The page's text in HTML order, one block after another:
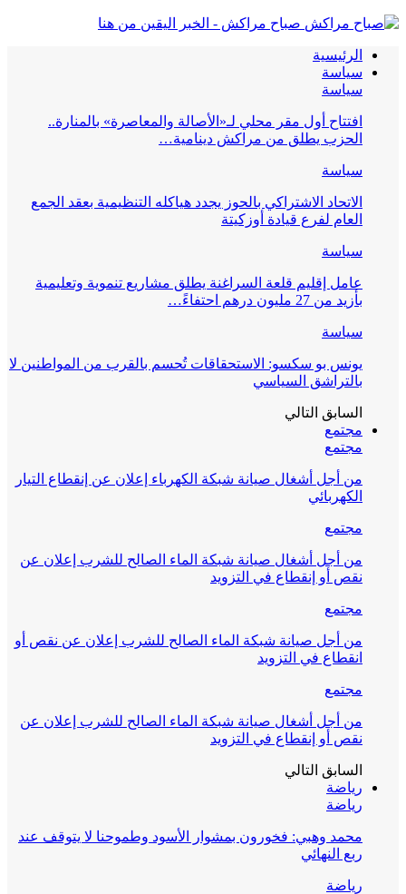
صباح مراكش - الخبر اليقين من هنا
الرئيسية
سياسة
سياسة
افتتاح أول مقر محلي لـ«الأصالة والمعاصرة» بالمنارة..
الحزب يطلق من مراكش دينامية…
سياسة
الاتحاد الاشتراكي بالحوز يجدد هياكله التنظيمية بعقد الجمع
العام لفرع قيادة أوزكيتة
سياسة
عامل إقليم قلعة السراغنة يطلق مشاريع تنموية وتعليمية
بأزيد من 27 مليون درهم احتفاءً…
سياسة
يونس بو سكسو: الاستحقاقات تُحسم بالقرب من المواطنين لا
بالتراشق السياسي
السابق التالي
مجتمع
مجتمع
من أجل أشغال صيانة شبكة الكهرباء إعلان عن إنقطاع التيار
الكهربائي
مجتمع
من أجل أشغال صيانة شبكة الماء الصالح للشرب إعلان عن
نقص أو إنقطاع في التزويد
مجتمع
من أجل صيانة شبكة الماء الصالح للشرب إعلان عن نقص أو
انقطاع في التزويد
مجتمع
من أجل أشغال صيانة شبكة الماء الصالح للشرب إعلان عن
نقص أو إنقطاع في التزويد
السابق التالي
رياضة
رياضة
محمد وهبي: فخورون بمشوار الأسود وطموحنا لا يتوقف عند
ربع النهائي
رياضة